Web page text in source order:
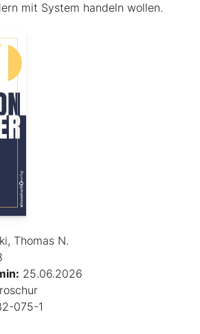
mit System handeln wollen.
Thomas N.
25.06.2026
075-1